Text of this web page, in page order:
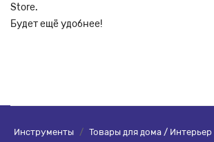
Store.
Будет ещё удобнее!
Инструменты / Товары для дома / Интерьер